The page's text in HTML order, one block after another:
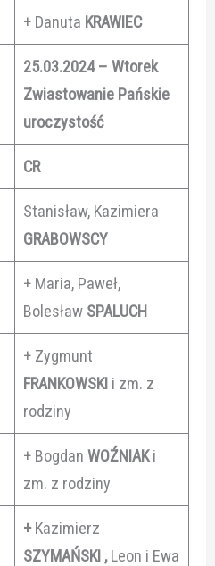
+ Danuta KRAWIEC
25.03.2024 – Wtorek
Zwiastowanie Pańskie
uroczystość
CR
Stanisław, Kazimiera
GRABOWSCY
+ Maria, Paweł,
Bolesław SPALUCH
+ Zygmunt
FRANKOWSKI i zm. z
rodziny
+ Bogdan WOŹNIAKi
zm. z rodziny
+Kazimierz
SZYMAŃSKI ,Leon i Ewa